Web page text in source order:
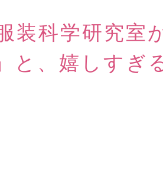
装科学研究室
と、嬉しすぎ